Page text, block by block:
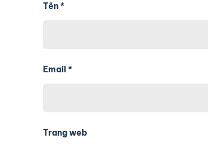
Tên*
Email *
Trang web